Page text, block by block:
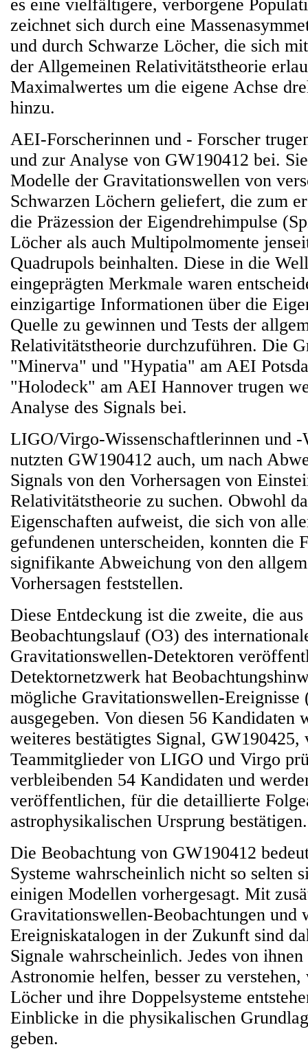
es eine vielfältigere, verborgene
zeichnet sich durch eine
und durch Schwarze Löcher, die sich
der Allgemeinen Relativitätstheorie
Maximalwertes um die eigene Achse
hinzu.
AEI-Forscherinnen und - Forscher
und zur Analyse von GW190412 bei.
Modelle der Gravitationswellen von
Schwarzen Löchern geliefert, die zum
die Präzession der Eigendrehimpulse
Löcher als auch Multipolmomente
Quadrupols beinhalten. Diese in die
eingeprägten Merkmale waren
einzigartige Informationen über die
Quelle zu gewinnen und Tests der
Relativitätstheorie durchzuführen. Die
"Minerva" und "Hypatia" am AEI
"Holodeck" am AEI Hannover trugen
Analyse des Signals bei.
LIGO/Virgo-Wissenschaftlerinnen und -
nutzten GW190412 auch, um nach
Signals von den Vorhersagen von
Relativitätstheorie zu suchen. Obwohl
Eigenschaften aufweist, die sich von
gefundenen unterscheiden, konnten die
signifikante Abweichung von den
Vorhersagen feststellen.
Diese Entdeckung ist die zweite, die
Beobachtungslauf (O3) des
Gravitationswellen-Detektoren
Detektornetzwerk hat
mögliche Gravitationswellen-Ereignisse
ausgegeben. Von diesen 56 Kandidaten
weiteres bestätigtes Signal,
Teammitglieder von LIGO und Virgo
verbleibenden 54 Kandidaten und
veröffentlichen, für die detaillierte
astrophysikalischen Ursprung bestätigen.
Die Beobachtung von GW190412
Systeme wahrscheinlich nicht so selten
einigen Modellen vorhergesagt. Mit
Gravitationswellen-Beobachtungen und
Ereigniskatalogen in der Zukunft sind
Signale wahrscheinlich. Jedes von
Astronomie helfen, besser zu
Löcher und ihre Doppelsysteme
Einblicke in die physikalischen
geben.